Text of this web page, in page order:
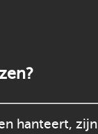
hanteert,